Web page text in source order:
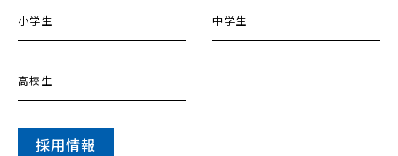
小学生 中学生
高校生
採用情報